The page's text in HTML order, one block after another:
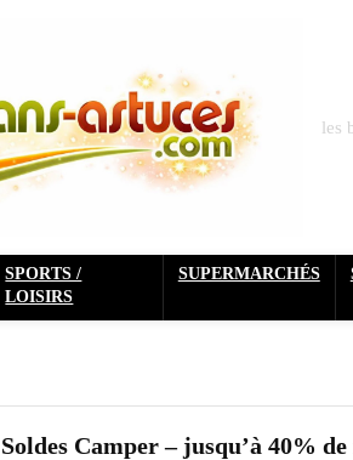
les
SPORTS /
LOISIRS
SUPERMARCHÉS
Soldes Camper – jusqu’à 40%